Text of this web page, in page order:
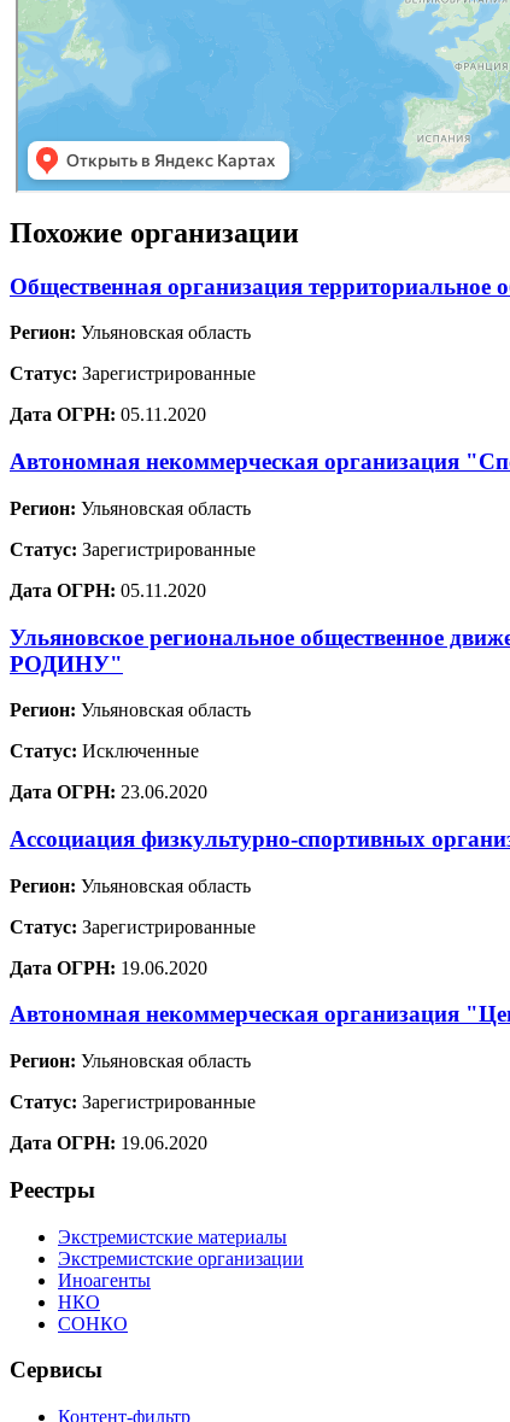
Похожие организации
Общественная организация
Регион: Ульяновская область
Статус: Зарегистрированные
Дата ОГРН: 05.11.2020
Автономная некоммерческая организация
Регион: Ульяновская область
Статус: Зарегистрированные
Дата ОГРН: 05.11.2020
Ульяновское региональное
РОДИНУ"
Регион: Ульяновская область
Статус: Исключенные
Дата ОГРН: 23.06.2020
Ассоциация физкультурно-спортивных
Регион: Ульяновская область
Статус: Зарегистрированные
Дата ОГРН: 19.06.2020
Автономная некоммерческая организация
Регион: Ульяновская область
Статус: Зарегистрированные
Дата ОГРН: 19.06.2020
Реестры
Экстремистские материалы
Экстремистские организации
Иноагенты
НКО
СОНКО
Сервисы
Контент-фильтр